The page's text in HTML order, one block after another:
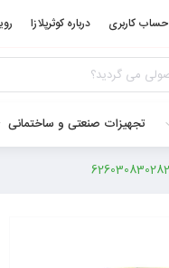
حساب کاربری درباره کوثرپلازا
تجهیزات صنعتی و ساختمانی